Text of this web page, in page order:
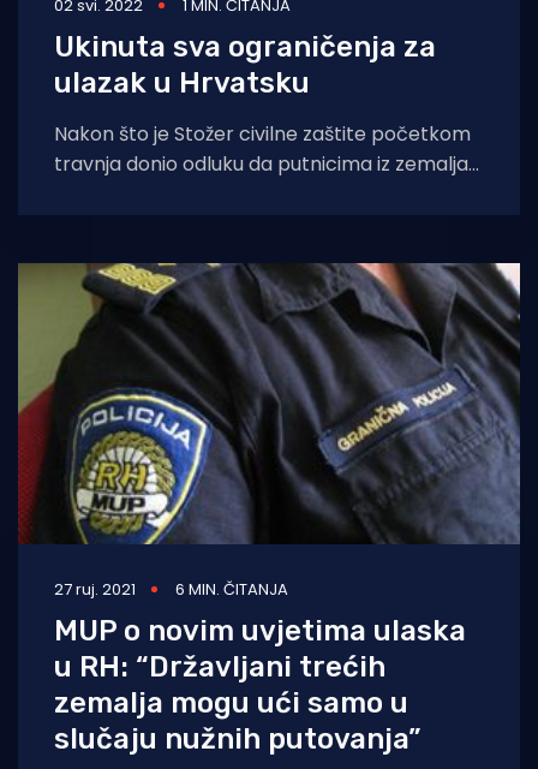
02 svi. 2022 1 MIN. ČITANJA
Ukinuta sva ograničenja za
ulazak u Hrvatsku
Nakon što je Stožer civilne zaštite početkom
travnja donio odluku da putnicima iz zemalja
27 ruj. 2021 6 MIN. ČITANJA
MUP o novim uvjetima ulaska
u RH: “Državljani trećih
zemalja mogu ući samo u
slučaju nužnih putovanja”